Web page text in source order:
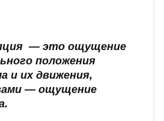
— это ощущение
положения
и их движения,
— ощущение